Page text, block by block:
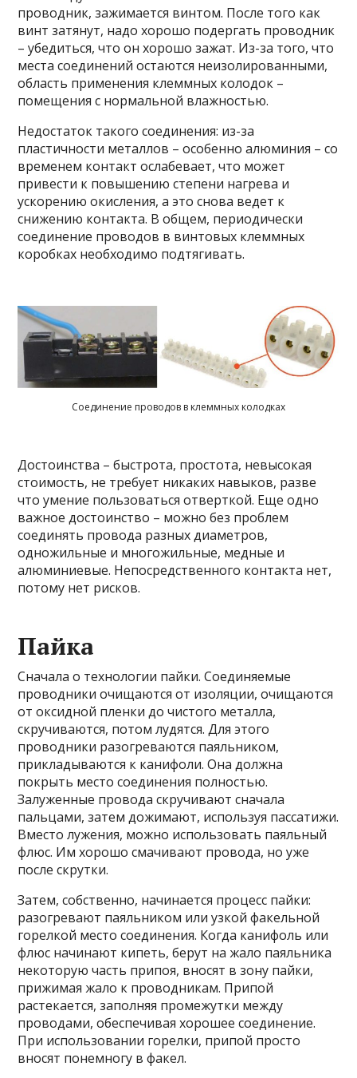
проводник, зажимается винтом. После того как
винт затянут, надо хорошо подергать проводник
– убедиться, что он хорошо зажат. Из-за того, что
места соединений остаются неизолированными,
область применения клеммных колодок –
помещения с нормальной влажностью.
Недостаток такого соединения: из-за
пластичности металлов – особенно алюминия – со
временем контакт ослабевает, что может
привести к повышению степени нагрева и
ускорению окисления, а это снова ведет к
снижению контакта. В общем, периодически
соединение проводов в винтовых клеммных
коробках необходимо подтягивать.
Соединение проводов в клеммных колодках
Достоинства – быстрота, простота, невысокая
стоимость, не требует никаких навыков, разве
что умение пользоваться отверткой. Еще одно
важное достоинство – можно без проблем
соединять провода разных диаметров,
одножильные и многожильные, медные и
алюминиевые. Непосредственного контакта нет,
потому нет рисков.
Пайка
Сначала о технологии пайки. Соединяемые
проводники очищаются от изоляции, очищаются
от оксидной пленки до чистого металла,
скручиваются, потом лудятся. Для этого
проводники разогреваются паяльником,
прикладываются к канифоли. Она должна
покрыть место соединения полностью.
Залуженные провода скручивают сначала
пальцами, затем дожимают, используя пассатижи.
Вместо лужения, можно использовать паяльный
флюс. Им хорошо смачивают провода, но уже
после скрутки.
Затем, собственно, начинается процесс пайки:
разогревают паяльником или узкой факельной
горелкой место соединения. Когда канифоль или
флюс начинают кипеть, берут на жало паяльника
некоторую часть припоя, вносят в зону пайки,
прижимая жало к проводникам. Припой
растекается, заполняя промежутки между
проводами, обеспечивая хорошее соединение.
При использовании горелки, припой просто
вносят понемногу в факел.